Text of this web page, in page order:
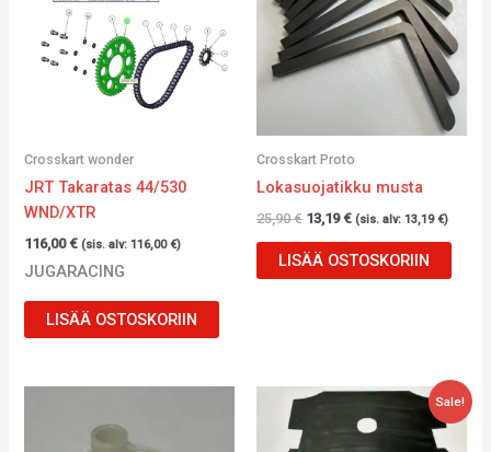
Crosskart wonder
JRT Takaratas 44/530
WND/XTR
116,00€ (sis. alv:116,00 €)
JUGARACING
LISÄÄ OSTOSKORIIN
Crosskart Proto
Lokasuojatikku musta
25,90€ 13,19€ (sis. alv: 13,19 €)
LISÄÄ OSTOSKORIIN
Sale!
Alkuperäinen
Nykyinen
on: